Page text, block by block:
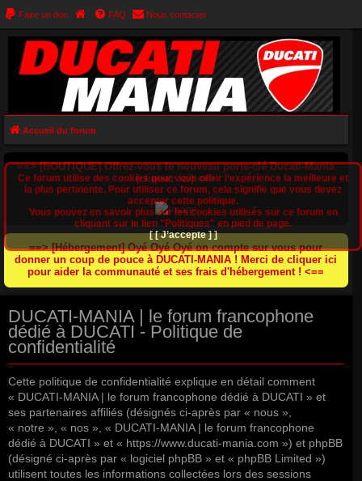
Faire un don FAQ Nous contacter
Accueil du forum
==> [BOUTIQUE] Offrez-vous le nouveau porte-clé Ducati-Mania
(cliquez ici) <==
==> [Hébergement] Oyé Oyé Oyé on compte sur vous pour
donner un coup de pouce à DUCATI-MANIA ! Merci de cliquer ici
pour aider la communauté et ses frais d'hébergement ! <==
DUCATI-MANIA | le forum francophone
dédié à DUCATI - Politique de
confidentialité
Cette politique de confidentialité explique en détail comment
« DUCATI-MANIA | le forum francophone dédié à DUCATI » et
ses partenaires affiliés (désignés ci-après par « nous »,
« notre », « nos », « DUCATI-MANIA | le forum francophone
dédié à DUCATI » et « https://www.ducati-mania.com ») et phpBB
(désigné ci-après par « logiciel phpBB » et « phpBB Limited »)
utilisent toutes les informations collectées lors des sessions
Ce forum utilise des cookies pour vous offrir l‘expérience la meilleure et
la plus pertinente. Pour utiliser ce forum, cela signifie que vous devez
accepter cette politique.
Vous pouvez en savoir plus sur les cookies utilisés sur ce forum en
cliquant sur le lien "Politiques" en pied de page.
[ [ J’accepte ] ]